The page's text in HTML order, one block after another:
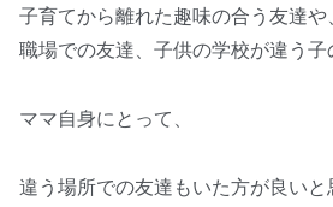
子育てから離れた趣味の合う友達や
職場での友達、子供の学校が違う子
ママ自身にとって、
違う場所での友達もいた方が良い